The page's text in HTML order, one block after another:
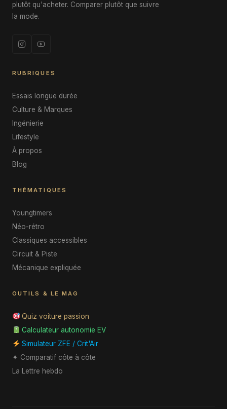
plutôt qu'acheter. Comparer plutôt que suivre
la mode.
RUBRIQUES
Essais longue durée
Culture & Marques
Ingénierie
Lifestyle
À propos
Blog
THÉMATIQUES
Youngtimers
Néo-rétro
Classiques accessibles
Circuit & Piste
Mécanique expliquée
OUTILS & LE MAG
Quiz voiture passion
Calculateur autonomie EV
Simulateur ZFE / Crit'Air
✦ Comparatif côte à côte
La Lettre hebdo